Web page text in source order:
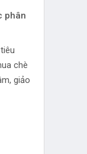
phân
chè
giảo